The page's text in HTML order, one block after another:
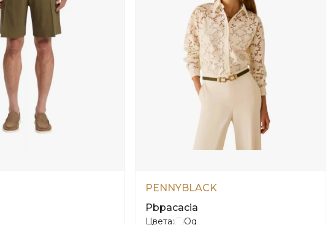
PENNYBLACK
Pbpacacia
Цвета: Oq